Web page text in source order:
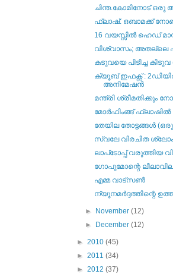
ചിന്ത.കോമിനോട്‌ ഒരു
ഫ്ലാഷ്: ഒബാമക്ക്
16 വയസ്സില്‍ ഹെഡ്
വിശ്വാസം; അതല്ലെ
കടുവയെ പിടിച്ച
ക്യൂബ് ഇഫക്റ്റ് :
അനിമേഷന്‍
മന്ത്രി ശ്രീമതിക്കും
മോര്‍ഫിംങ്ങ് ഫ്ലാഷില്‍
തേയില തോട്ടങ്ങള്‍
സ്വലേ വിരചിത
ലാപ്‌ടോപ്പ് വരുത്തിയ
ഗോപുമോന്റെ
എമ്മ വാട്സണ്‍
ന്യൂനമര്‍ദ്ദത്തിന്റെ
► November(12)
► December(12)
► 2010 (45)
► 2011 (34)
► 2012 (37)